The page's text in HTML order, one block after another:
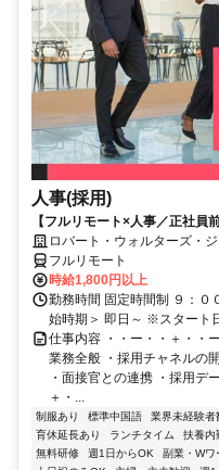
人事(採用)
【フルリモート×人事／正社員
英語】Robert Walters
ロバート・ウォルターズ・
フルリモート
時給1,800円以上
勤務時間 固定時間制 ９：０
始時期＞ 即日～ ※スタート
仕事内容 ・・ー・・＋・・
業務全般 ・採用チャネルの
・面接官との連携 ・採用デ
＋・...
制服あり 標準中国語 業界未経験者
育休延長あり
ランチタイム 扶養内
無料研修
週1日からOK 副業・Wワ